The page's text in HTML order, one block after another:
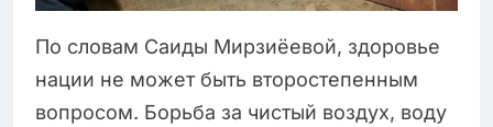
По словам Саиды Мирзиёевой, здоровье
нации не может быть второстепенным
вопросом. Борьба за чистый воздух, воду